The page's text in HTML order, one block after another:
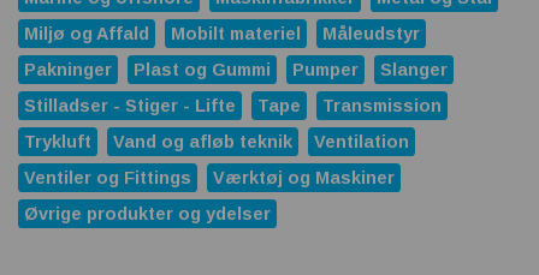
Miljø og Affald
Mobilt materiel
Måleudstyr
Pakninger
Plast og Gummi Pumper
Slanger
Stilladser - Stiger - Lifte
Tape
Transmission
Trykluft
Vand og afløb teknik
Ventilation
Ventiler og Fittings
Værktøj og Maskiner
Øvrige produkter og ydelser